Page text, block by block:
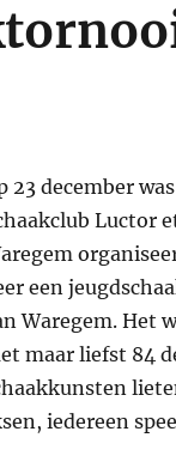
23 december
Luctor
een
Waregem. Het
maar liefst 84
iedereen